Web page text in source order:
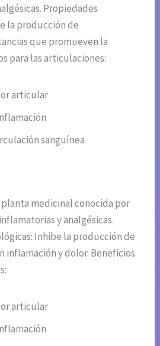
Propiedades
la producción de
que promueven la
para las articulaciones:
articular
sanguínea
medicinal conocida por
y analgésicas.
Inhibe la producción de
inflamación y dolor. Beneficios
articular